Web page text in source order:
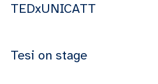
TEDxUNICATT
Tesi on stage